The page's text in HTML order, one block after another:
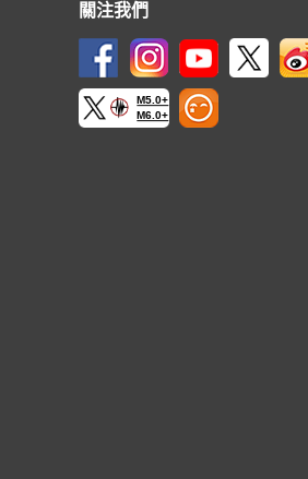
關注我們
M5.0+
M6.0+